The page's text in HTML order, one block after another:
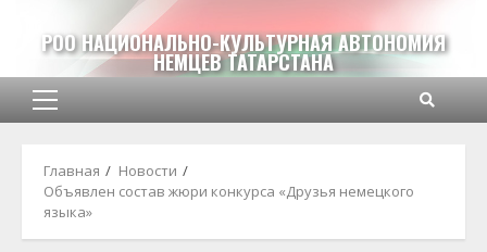
содержимому
РОО НАЦИОНАЛЬНО-КУЛЬТУРНАЯ АВТОНОМИЯ
НЕМЦЕВ ТАТАРСТАНА
Основное
Главная
Новости
Объявлен состав жюри конкурса «Друзья немецкого
языка»